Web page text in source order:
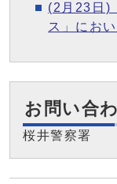
(2月23日)
ス」にお
お問い合
桜井警察署